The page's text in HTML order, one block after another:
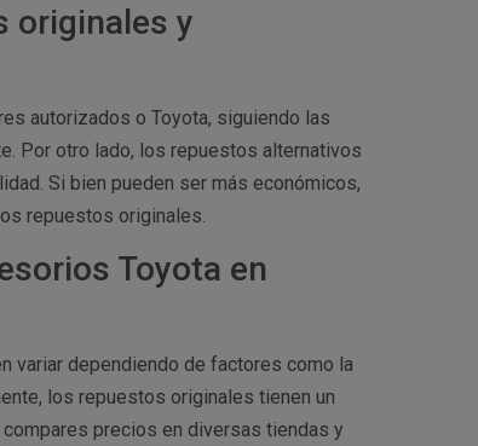
originales y
autorizados o Toyota, siguiendo las
Por otro lado, los repuestos alternativos
Si bien pueden ser más económicos,
repuestos originales.
Toyota en
variar dependiendo de factores como la
los repuestos originales tienen un
precios en diversas tiendas y